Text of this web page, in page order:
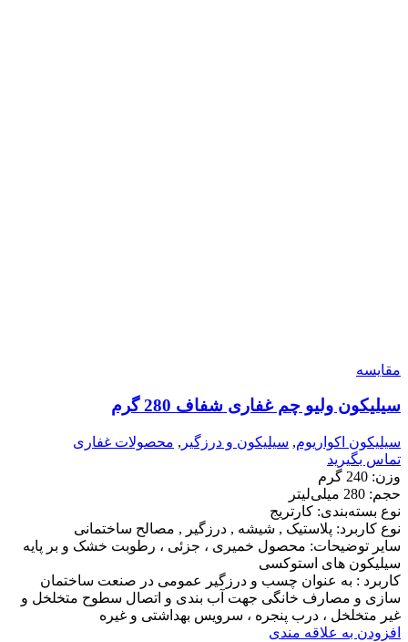
مقایسه
سیلیکون ولیو چم غفاری شفاف 280 گرم
سیلیکون اکواریوم, سیلیکون و درزگیر , محصولات غفاری
تماس بگیرید
وزن: 240 گرم
حجم: 280 میلی‌لیتر
نوع بسته‌بندی: کارتریج
نوع کاربرد: پلاستیک , شیشه , درزگیر , مصالح ساختمانی
سایر توضیحات: محصول خمیری ، جزئی ، رطوبت خشک و بر پایه
سیلیکون های استوکسی
کاربرد : به عنوان چسب و درزگیر عمومی در صنعت ساختمان
سازی و مصارف خانگی جهت آب بندی و اتصال سطوح متخلخل و
غیر متخلخل ، درب پنجره ، سرویس بهداشتی و غیره
افزودن به علاقه مندی